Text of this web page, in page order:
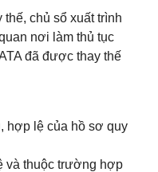
chủ sổ xuất trình
nơi làm thủ tục
đã được thay thế
hợp lệ của hồ sơ quy
và thuộc trường hợp